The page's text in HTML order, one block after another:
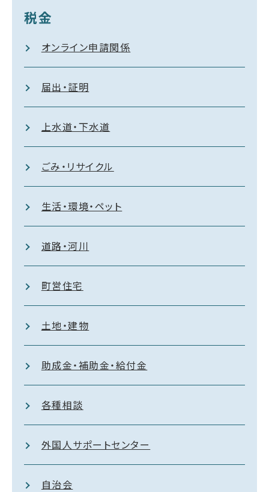
税金
オンライン申請関係
届出・証明
上水道・下水道
ごみ・リサイクル
生活・環境・ペット
道路・河川
町営住宅
土地・建物
助成金・補助金・給付金
各種相談
外国人サポートセンター
自治会